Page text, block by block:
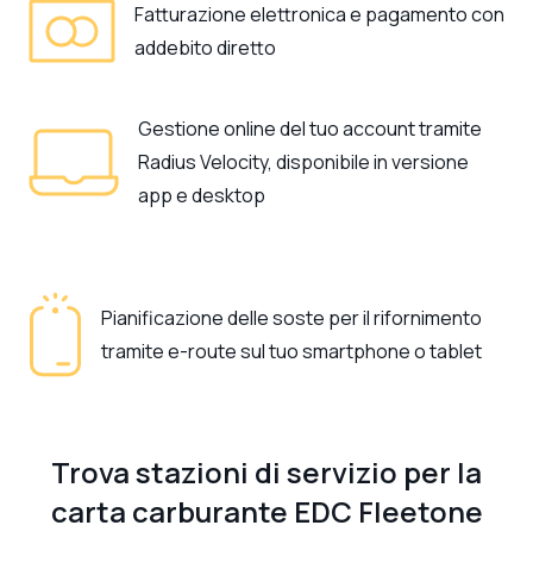
Fatturazione elettronica e pagamento con
addebito diretto
Gestione online del tuo account tramite
Radius Velocity, disponibile in versione
app e desktop
Pianificazione delle soste per il rifornimento
tramite e-route sul tuo smartphone o tablet
Trova stazioni di servizio per la
carta carburante EDC Fleetone